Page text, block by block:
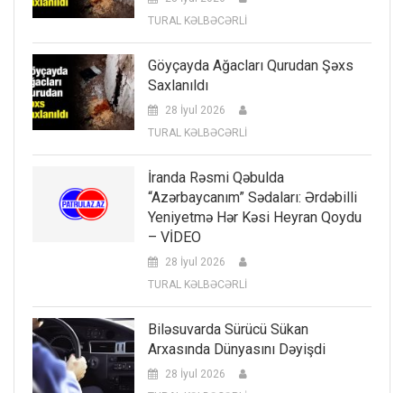
TURAL KƏLBƏCƏRLİ
Göyçayda Ağacları Qurudan Şəxs
Saxlanıldı
28 İyul 2026
TURAL KƏLBƏCƏRLİ
İranda Rəsmi Qəbulda
“Azərbaycanım” Sədaları: Ərdəbilli
Yeniyetmə Hər Kəsi Heyran Qoydu
– VİDEO
28 İyul 2026
TURAL KƏLBƏCƏRLİ
Biləsuvarda Sürücü Sükan
Arxasında Dünyasını Dəyişdi
28 İyul 2026